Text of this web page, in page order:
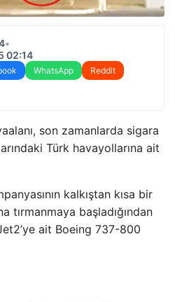
•
02:14
WhatsApp
Reddit
son zamanlarda sigara
Türk havayollarına ait
kalkıştan kısa bir
tırmanmaya başladığından
ait Boeing 737-800